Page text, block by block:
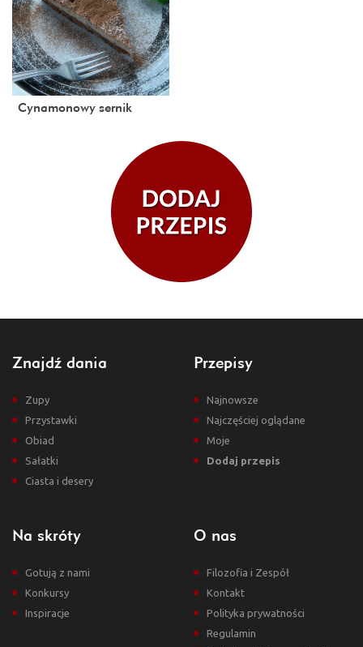
Cynamonowy sernik
Znajdź dania
Zupy
Przystawki
Obiad
Sałatki
Ciasta i desery
Przepisy
Najnowsze
Najczęściej oglądane
Moje
Dodaj przepis
Na skróty
Gotują z nami
Konkursy
Inspiracje
O nas
Filozofia i Zespół
Kontakt
Polityka prywatności
Regulamin